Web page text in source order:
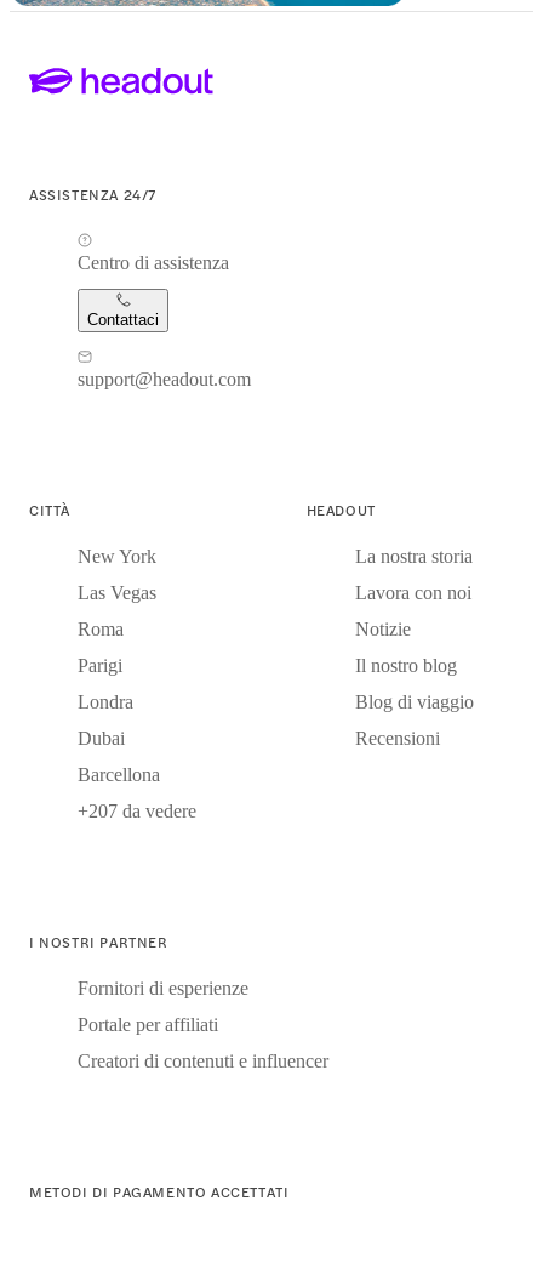
ASSISTENZA 24/7
Centro di assistenza
Contattaci
support@headout.com
CITTÀ
New York
Las Vegas
Roma
Parigi
Londra
Dubai
Barcellona
+207 da vedere
HEADOUT
La nostra storia
Lavora con noi
Notizie
Il nostro blog
Blog di viaggio
Recensioni
I NOSTRI PARTNER
Fornitori di esperienze
Portale per affiliati
Creatori di contenuti e influencer
METODI DI PAGAMENTO ACCETTATI